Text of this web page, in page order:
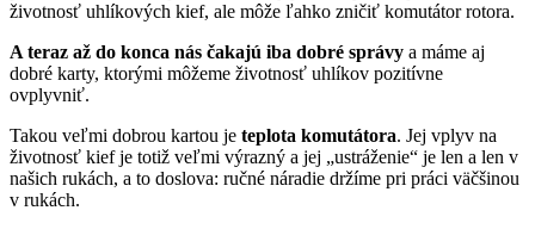
životnosť uhlíkových kief, ale môže ľahko zničiť komutátor rotora.
A teraz až do konca nás čakajú iba dobré správy a máme aj
dobré karty, ktorými môžeme životnosť uhlíkov pozitívne
ovplyvniť.
Takou veľmi dobrou kartou je teplota komutátora. Jej vplyv na
životnosť kief je totiž veľmi výrazný a jej „ustráženie“ je len a len v
našich rukách, a to doslova: ručné náradie držíme pri práci väčšinou
v rukách.